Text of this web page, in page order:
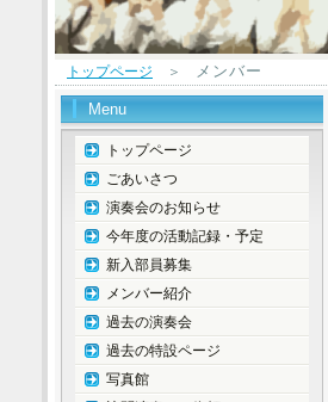
トップページ ＞ メンバー
Menu
トップページ
ごあいさつ
演奏会のお知らせ
今年度の活動記録・予定
新入部員募集
メンバー紹介
過去の演奏会
過去の特設ページ
写真館